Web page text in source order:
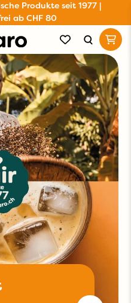
Produkte seit 1977 |
ab CHF 80